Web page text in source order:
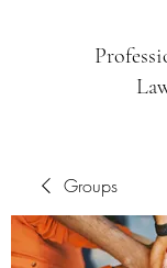
Groups